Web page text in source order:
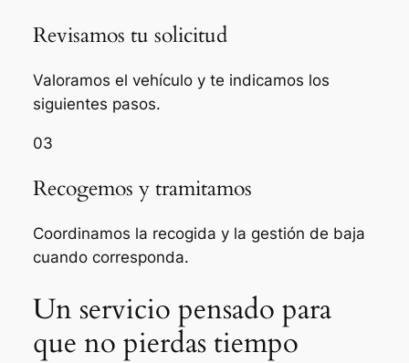
Revisamos tu solicitud
Valoramos el vehículo y te indicamos los
siguientes pasos.
03
Recogemos y tramitamos
Coordinamos la recogida y la gestión de baja
cuando corresponda.
Un servicio pensado para
que no pierdas tiempo